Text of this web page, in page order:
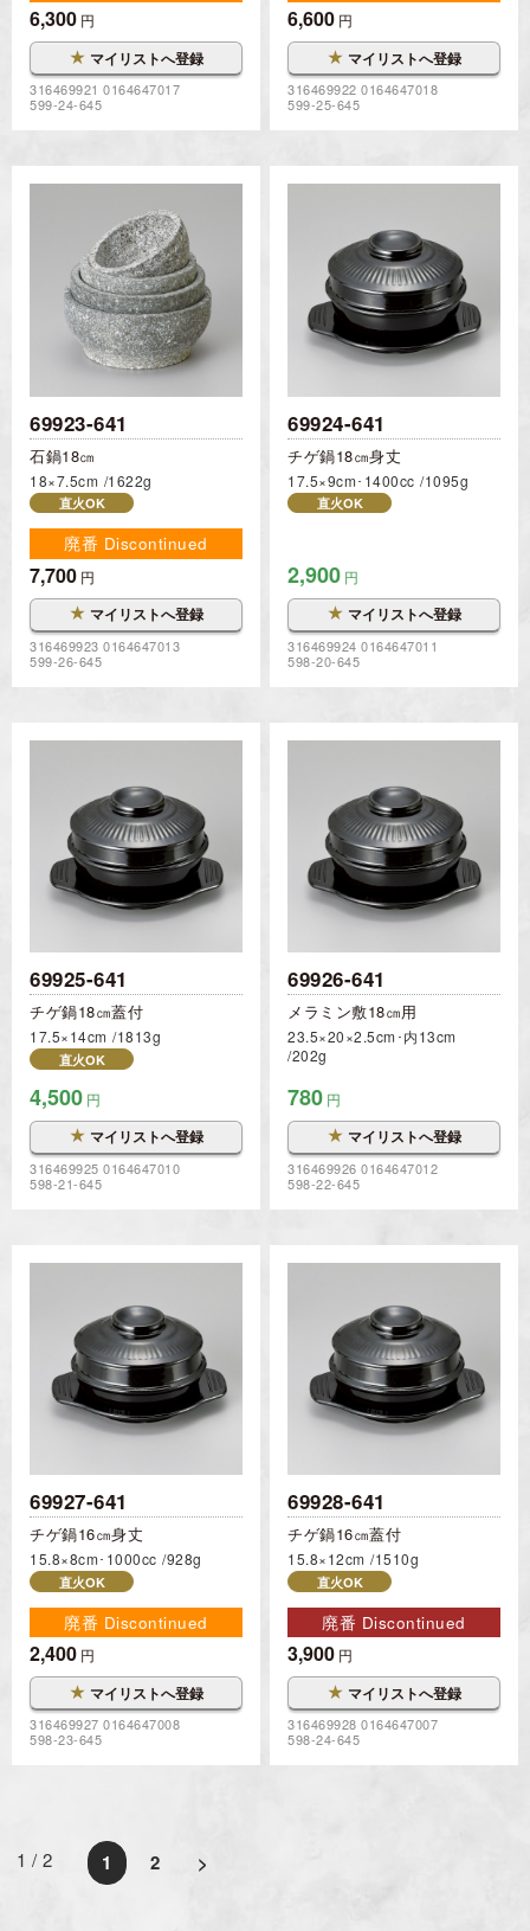
6,300 円
★ マイリストへ登録
316469921 0164647017
599-24-645
6,600 円
★ マイリストへ登録
316469922 0164647018
599-25-645
69923-641
石鍋18㎝
18×7.5cm 1622g
直火OK
廃番 Discontinued
7,700 円
★ マイリストへ登録
316469923 0164647013
599-26-645
69924-641
チゲ鍋18㎝身丈
17.5×9cm･1400cc 1095g
直火OK
2,900 円
★ マイリストへ登録
316469924 0164647011
598-20-645
69925-641
チゲ鍋18㎝蓋付
17.5×14cm 1813g
直火OK
4,500 円
★ マイリストへ登録
316469925 0164647010
598-21-645
69926-641
メラミン敷18㎝用
23.5×20×2.5cm･内13cm
202g
780 円
★ マイリストへ登録
316469926 0164647012
598-22-645
69927-641
チゲ鍋16㎝身丈
15.8×8cm･1000cc 928g
直火OK
廃番 Discontinued
2,400 円
★ マイリストへ登録
316469927 0164647008
598-23-645
69928-641
チゲ鍋16㎝蓋付
15.8×12cm 1510g
直火OK
廃番 Discontinued
3,900 円
★ マイリストへ登録
316469928 0164647007
598-24-645
1 / 2 1 2 >